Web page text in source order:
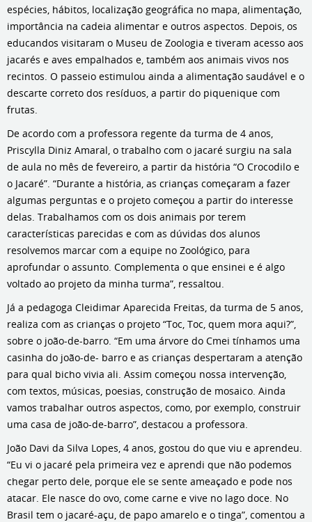
espécies, hábitos, localização geográfica no mapa, alimentação,
importância na cadeia alimentar e outros aspectos. Depois, os
educandos visitaram o Museu de Zoologia e tiveram acesso aos
jacarés e aves empalhados e, também aos animais vivos nos
recintos. O passeio estimulou ainda a alimentação saudável e o
descarte correto dos resíduos, a partir do piquenique com
frutas.
De acordo com a professora regente da turma de 4 anos,
Priscylla Diniz Amaral, o trabalho com o jacaré surgiu na sala
de aula no mês de fevereiro, a partir da história “O Crocodilo e
o Jacaré”. “Durante a história, as crianças começaram a fazer
algumas perguntas e o projeto começou a partir do interesse
delas. Trabalhamos com os dois animais por terem
características parecidas e com as dúvidas dos alunos
resolvemos marcar com a equipe no Zoológico, para
aprofundar o assunto. Complementa o que ensinei e é algo
voltado ao projeto da minha turma”, ressaltou.
Já a pedagoga Cleidimar Aparecida Freitas, da turma de 5 anos,
realiza com as crianças o projeto “Toc, Toc, quem mora aqui?”,
sobre o joão-de-barro. “Em uma árvore do Cmei tínhamos uma
casinha do joão-de- barro e as crianças despertaram a atenção
para qual bicho vivia ali. Assim começou nossa intervenção,
com textos, músicas, poesias, construção de mosaico. Ainda
vamos trabalhar outros aspectos, como, por exemplo, construir
uma casa de joão-de-barro”, destacou a professora.
João Davi da Silva Lopes, 4 anos, gostou do que viu e aprendeu.
“Eu vi o jacaré pela primeira vez e aprendi que não podemos
chegar perto dele, porque ele se sente ameaçado e pode nos
atacar. Ele nasce do ovo, come carne e vive no lago doce. No
Brasil tem o jacaré-açu, de papo amarelo e o tinga”, comentou a